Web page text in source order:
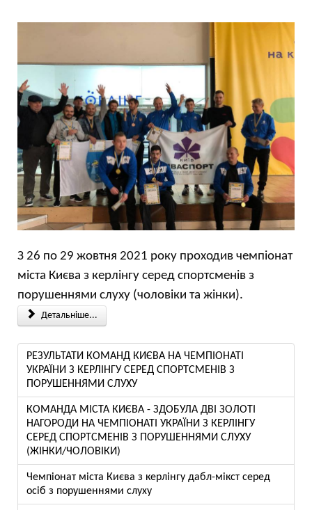
З 26 по 29 жовтня 2021 року проходив чемпіонат
міста Києва з керлінгу серед спортсменів з
порушеннями слуху (чоловіки та жінки).
Детальніше...
РЕЗУЛЬТАТИ КОМАНД КИЄВА НА ЧЕМПІОНАТІ
УКРАЇНИ З КЕРЛІНГУ СЕРЕД СПОРТСМЕНІВ З
ПОРУШЕННЯМИ СЛУХУ
КОМАНДА МІСТА КИЄВА - ЗДОБУЛА ДВІ ЗОЛОТІ
НАГОРОДИ НА ЧЕМПІОНАТІ УКРАЇНИ З КЕРЛІНГУ
СЕРЕД СПОРТСМЕНІВ З ПОРУШЕННЯМИ СЛУХУ
(ЖІНКИ/ЧОЛОВІКИ)
Чемпіонат міста Києва з керлінгу дабл-мікст серед
осіб з порушеннями слуху